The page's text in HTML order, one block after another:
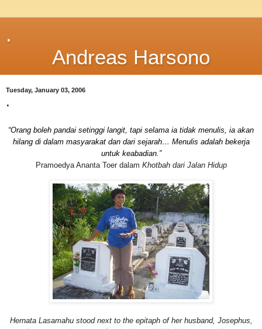
.
Andreas Harsono
Tuesday, January 03, 2006
.
“Orang boleh pandai setinggi langit, tapi selama ia tidak menulis, ia akan
hilang di dalam masyarakat dan dari sejarah… Menulis adalah bekerja
untuk keabadian.”
Pramoedya Ananta Toer dalam Khotbah dari Jalan Hidup
Hernata Lasamahu stood next to the epitaph of her husband, Josephus,